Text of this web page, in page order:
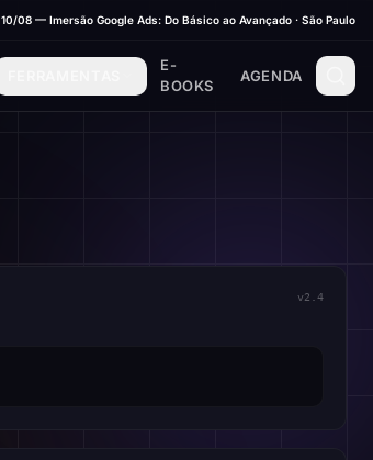
10/08 — Imersão Google Ads: Do Básico ao Avançado · São Paulo
E-
BOOKS
AGENDA
v2.4